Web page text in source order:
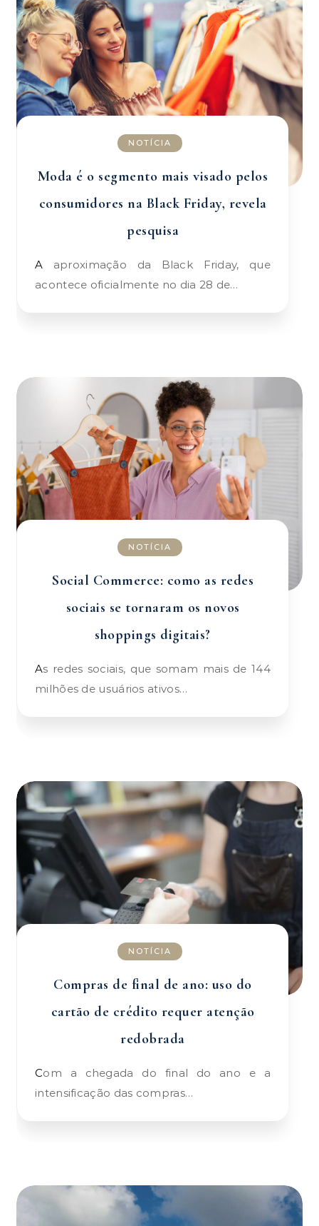
NOTÍCIA
Moda é o segmento mais visado pelos
consumidores na Black Friday, revela
pesquisa
A aproximação da Black Friday, que
acontece oficialmente no dia 28 de…
NOTÍCIA
Social Commerce: como as redes
sociais se tornaram os novos
shoppings digitais?
As redes sociais, que somam mais de 144
milhões de usuários ativos…
NOTÍCIA
Compras de final de ano: uso do
cartão de crédito requer atenção
redobrada
Com a chegada do final do ano e a
intensificação das compras…